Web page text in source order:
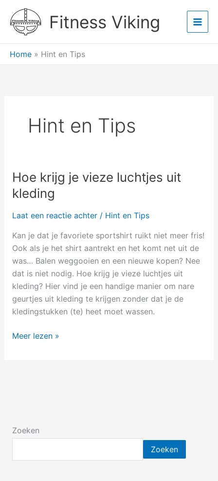
naar
inhoud
Fitness Viking
Main
Home » Hint en Tips
Hint en Tips
Hoe krijg je vieze luchtjes uit
kleding
Laat een reactie achter / Hint en Tips
Kan je dat je favoriete sportshirt ruikt niet meer fris!
Ook als je het shirt aantrekt en het komt net uit de
was… Balen weggooien en een nieuwe kopen? Nee
dat is niet nodig. Hoe krijg je vieze luchtjes uit
kleding? Hier vind je een handige manier om nare
geurtjes uit kleding te krijgen zonder dat je de
kledingstukken (te) heet moet wassen.
Hoe
krijg
je
vieze
uit
kleding
Meer lezen »
Zoeken
Zoeken